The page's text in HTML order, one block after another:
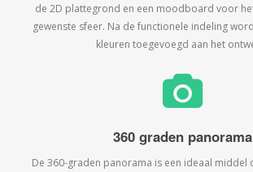
de 2D plattegrond en een moodboard voor
gewenste sfeer. Na de functionele indeling
kleuren toegevoegd aan het
360 graden panorama
De 360-graden panorama is een ideaal middel